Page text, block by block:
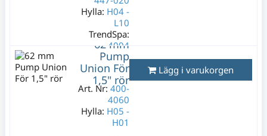
Hylla: H04 -
L10
TrendSpa:
4094
Lagerstatus:
4 st
149 kr
Varav moms:
29,80 kr
62 mm
Pump
Union För
1,5" rör
Art. Nr:400-
4060
Hylla: H05 -
H01
Lägg i varukorgen